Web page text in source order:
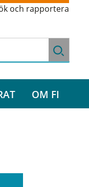
och rapportera
OM FI